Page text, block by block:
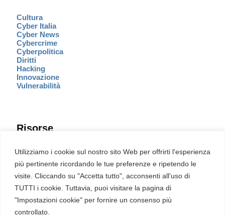
Utilizziamo i cookie sul nostro sito Web per offrirti l'esperienza
più pertinente ricordando le tue preferenze e ripetendo le
visite. Cliccando su "Accetta tutto", acconsenti all'uso di
TUTTI i cookie. Tuttavia, puoi visitare la pagina di
"Impostazioni cookie" per fornire un consenso più
controllato.
Cultura
Cyber Italia
Cyber News
Cybercrime
Cyberpolitica
Diritti
Hacking
Innovazione
Vulnerabilità
Risorse
Eventi
Fumetto Cyber
Newsletter
Servizi
Pubblicità
English
Ultime CVE critiche